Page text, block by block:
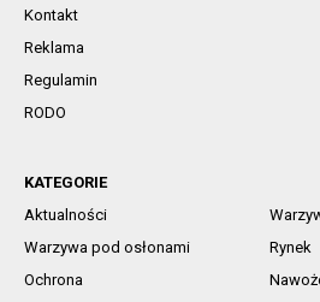
Kontakt
Reklama
Regulamin
RODO
KATEGORIE
Aktualności
Warzywa pod osłonami
Rynek
Ochrona